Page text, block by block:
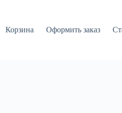
Корзина Оформить заказ